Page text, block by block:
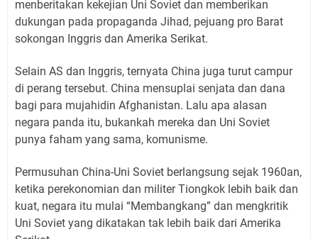
menberitakan kekejian Uni Soviet dan memberikan
dukungan pada propaganda Jihad, pejuang pro Barat
sokongan Inggris dan Amerika Serikat.
Selain AS dan Inggris, ternyata China juga turut campur
di perang tersebut. China mensuplai senjata dan dana
bagi para mujahidin Afghanistan. Lalu apa alasan
negara panda itu, bukankah mereka dan Uni Soviet
punya faham yang sama, komunisme.
Permusuhan China-Uni Soviet berlangsung sejak 1960an,
ketika perekonomian dan militer Tiongkok lebih baik dan
kuat, negara itu mulai “Membangkang” dan mengkritik
Uni Soviet yang dikatakan tak lebih baik dari Amerika